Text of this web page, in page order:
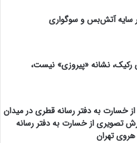
سایه آتش‌بس و سوگواری
نشانه «پیروزی» نیست،
خسارت به دفتر رسانه قطری در میدان
تصویری از خسارت به دفتر رسانه
تهران